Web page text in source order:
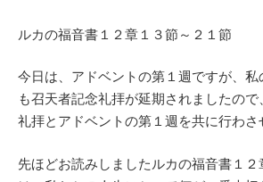
ルカの福音書１２章１３節～２１節
今日は、アドベントの第１週ですが、
も召天者記念礼拝が延期されましたの
礼拝とアドベントの第１週を共に行わさ
先ほどお読みしましたルカの福音書１２